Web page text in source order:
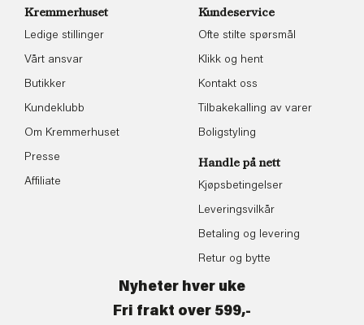
Kremmerhuset
Ledige stillinger
Vårt ansvar
Butikker
Kundeklubb
Om Kremmerhuset
Presse
Affiliate
Kundeservice
Ofte stilte spørsmål
Klikk og hent
Kontakt oss
Tilbakekalling av varer
Boligstyling
Handle på nett
Kjøpsbetingelser
Leveringsvilkår
Betaling og levering
Retur og bytte
Nyheter hver uke
Fri frakt over 599,-